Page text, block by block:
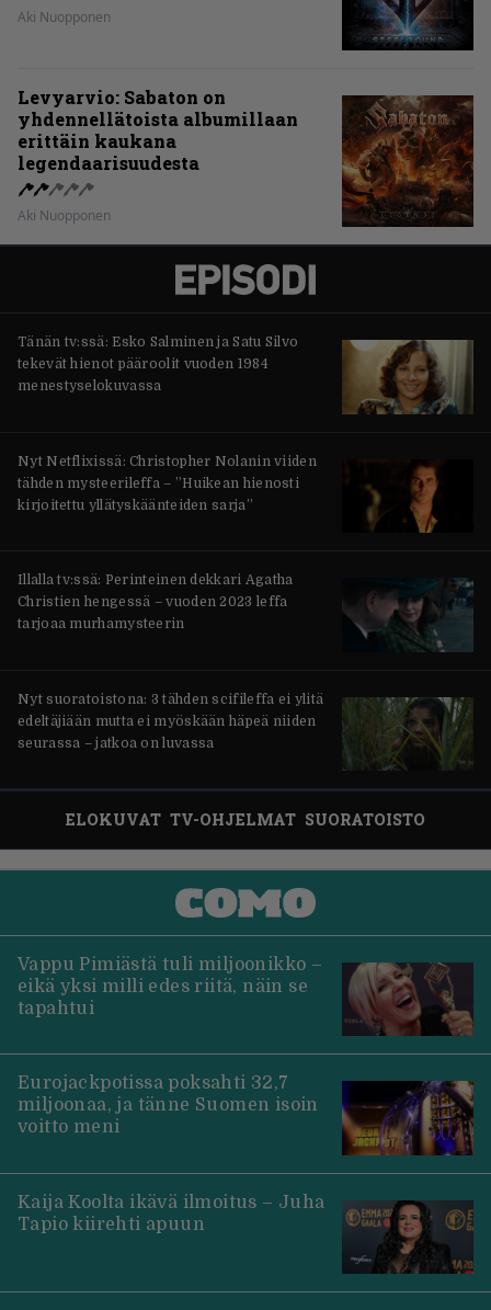
Aki Nuopponen
Levyarvio: Sabaton on
yhdennellätoista albumillaan
erittäin kaukana
legendaarisuudesta
Aki Nuopponen
Tänän tv:ssä: Esko Salminen ja Satu Silvo
tekevät hienot pääroolit vuoden 1984
menestyselokuvassa
Nyt Netflixissä: Christopher Nolanin viiden
tähden mysteerileffa – ”Huikean hienosti
kirjoitettu yllätyskäänteiden sarja”
Illalla tv:ssä: Perinteinen dekkari Agatha
Christien hengessä – vuoden 2023 leffa
tarjoaa murhamysteerin
Nyt suoratoistona: 3 tähden scifileffa ei ylitä
edeltäjiään mutta ei myöskään häpeä niiden
seurassa – jatkoa on luvassa
ELOKUVAT TV-OHJELMAT SUORATOISTO
Vappu Pimiästä tuli miljoonikko –
eikä yksi milli edes riitä, näin se
tapahtui
Eurojackpotissa poksahti 32,7
miljoonaa, ja tänne Suomen isoin
voitto meni
Kaija Koolta ikävä ilmoitus – Juha
Tapio kiirehti apuun